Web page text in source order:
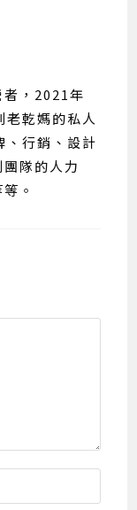
，2021年
乾媽的私人
行銷、設計
隊的人力
。